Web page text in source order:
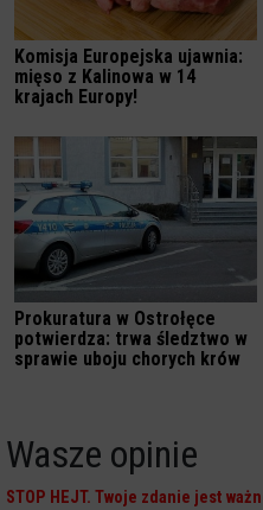
Komisja Europejska ujawnia:
mięso z Kalinowa w 14
krajach Europy!
Prokuratura w Ostrołęce
potwierdza: trwa śledztwo w
sprawie uboju chorych krów
Wasze opinie
STOP HEJT. Twoje zdanie jest